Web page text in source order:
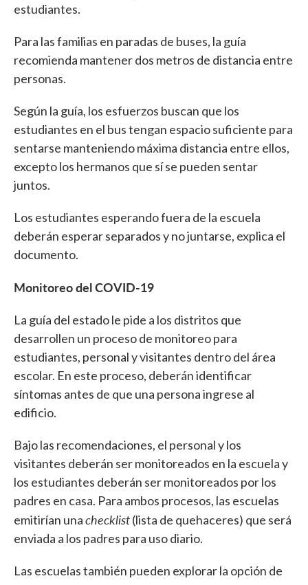
estudiantes.
Para las familias en paradas de buses, la guía
recomienda mantener dos metros de distancia entre
personas.
Según la guía, los esfuerzos buscan que los
estudiantes en el bus tengan espacio suficiente para
sentarse manteniendo máxima distancia entre ellos,
excepto los hermanos que sí se pueden sentar
juntos.
Los estudiantes esperando fuera de la escuela
deberán esperar separados y no juntarse, explica el
documento.
Monitoreo del COVID-19
La guía del estado le pide a los distritos que
desarrollen un proceso de monitoreo para
estudiantes, personal y visitantes dentro del área
escolar. En este proceso, deberán identificar
síntomas antes de que una persona ingrese al
edificio.
Bajo las recomendaciones, el personal y los
visitantes deberán ser monitoreados en la escuela y
los estudiantes deberán ser monitoreados por los
padres en casa. Para ambos procesos, las escuelas
emitirían unachecklist(lista de quehaceres) que será
enviada a los padres para uso diario.
Las escuelas también pueden explorar la opción de